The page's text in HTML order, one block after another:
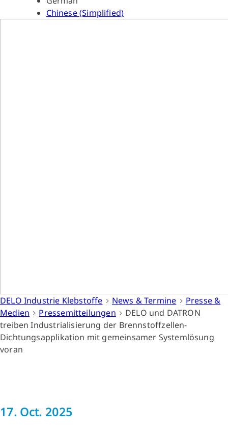
Chinese (Simplified)
DELO Industrie Klebstoffe News & Termine
Presse &
Medien
Pressemitteilungen
DELO und DATRON
treiben Industrialisierung der Brennstoffzellen-
Dichtungsapplikation mit gemeinsamer Systemlösung
voran
17. Oct. 2025